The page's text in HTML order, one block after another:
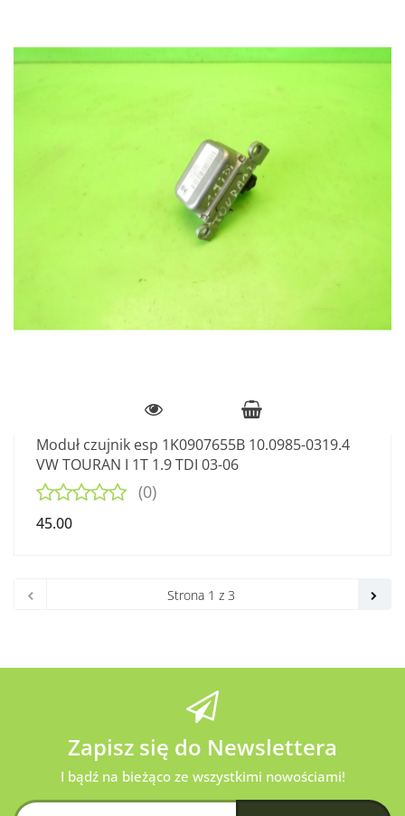
Moduł czujnik esp 1K0907655B 10.0985-0319.4
VW TOURAN I 1T 1.9 TDI 03-06
(0)
45.00
Zapisz się do Newslettera
I bądź na bieżąco ze wszystkimi nowościami!